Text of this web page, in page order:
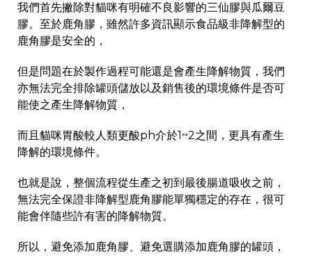
我們首先撇除對貓咪有明確不良影響的三仙膠與瓜爾豆
膠。至於鹿角膠，雖然許多資訊顯示食品級非降解型的
鹿角膠是安全的，
但是問題在於製作過程可能還是會產生降解物質，我們
亦無法完全排除罐頭儲放以及銷售後的環境條件是否可
能使之產生降解物質，
而且貓咪胃酸較人類更酸ph介於1~2之間，更具有產生
降解的環境條件。
也就是說，整個流程從生產之初到最後腸道吸收之前，
無法完全保證非降解型鹿角膠能單獨穩定的存在，很可
能會伴隨些許有害的降解物質。
所以，避免添加鹿角膠、避免選購添加鹿角膠的罐頭，